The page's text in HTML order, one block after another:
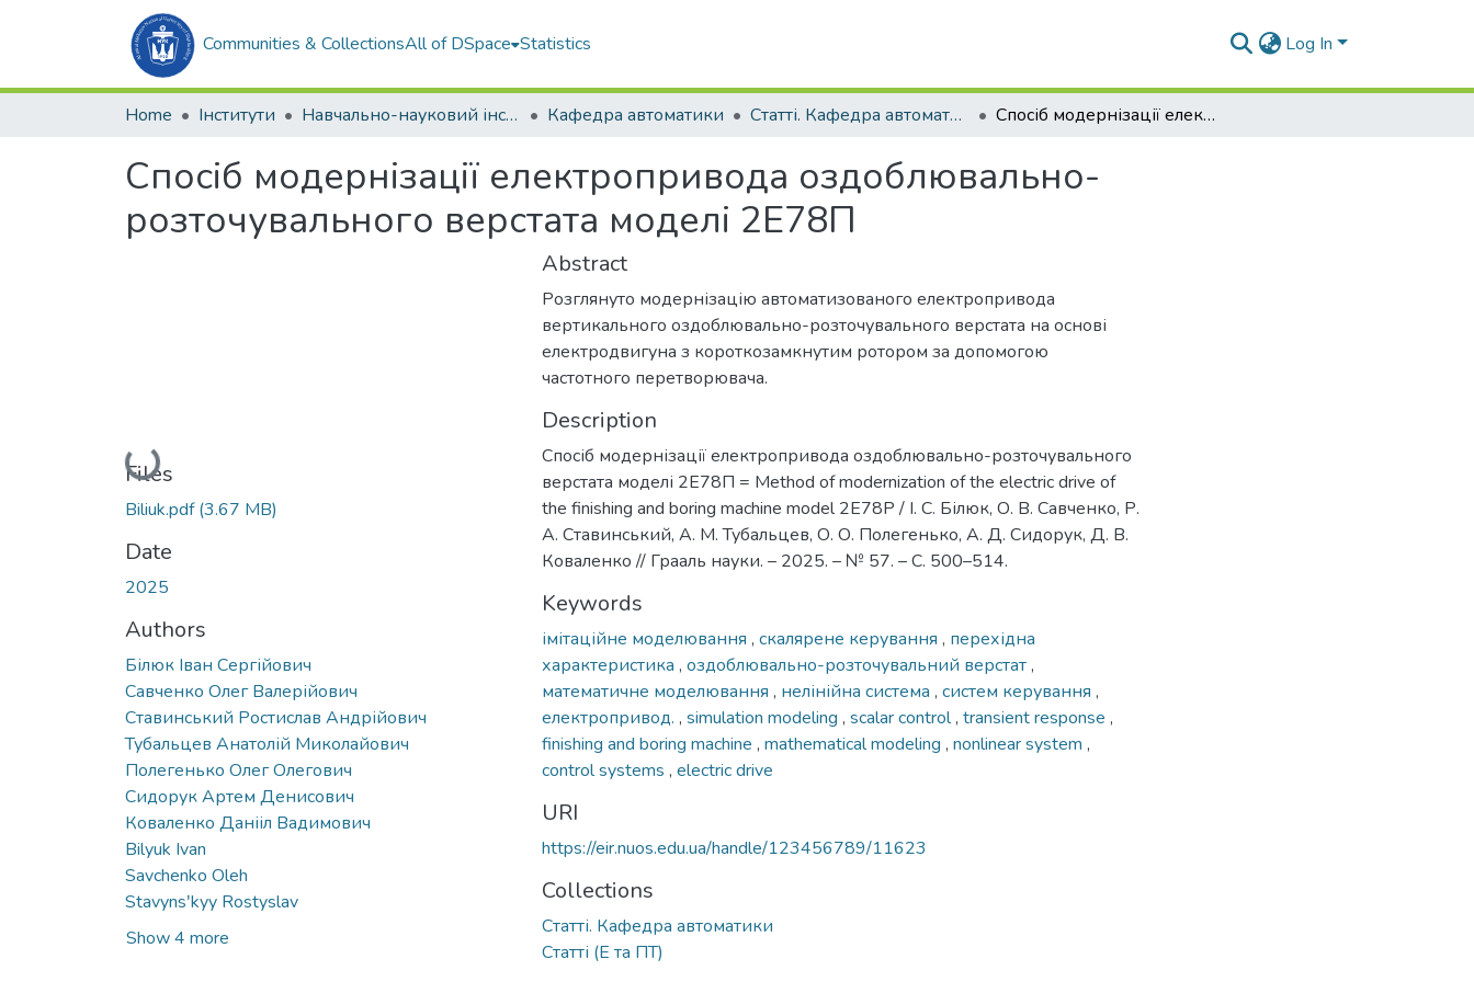
Communities & CollectionsAll of DSpace Statistics Log In
Home Інститути Навчально-науковий інститут автоматики та електротехніки (ННІАЕ) Кафедра автоматики Статті. Кафедра автоматики Спосіб модернізації електропривода оздоблювально-розточувального верстата моделі 2Е78П
Спосіб модернізації електропривода оздоблювально-
розточувального верстата моделі 2Е78П
Loading...
Files
Biliuk.pdf(3.67 MB)
Date
2025
Authors
Білюк Іван Сергійович
Савченко Олег Валерійович
Ставинський Ростислав Андрійович
Тубальцев Анатолій Миколайович
Полегенько Олег Олегович
Сидорук Артем Денисович
Коваленко Данііл Вадимович
Bilyuk Ivan
Savchenko Oleh
Stavynsʹkyy Rostyslav
Show 4 more
Abstract
Розглянуто модернізацію автоматизованого електропривода
вертикального оздоблювально-розточувального верстата на основі
електродвигуна з короткозамкнутим ротором за допомогою
частотного перетворювача.
Description
Спосіб модернізації електропривода оздоблювально-розточувального
верстата моделі 2Е78П = Method of modernization of the electric drive of
the finishing and boring machine model 2E78P / І. С. Білюк, О. В. Савченко, Р.
А. Ставинський, А. М. Тубальцев, О. О. Полегенько, А. Д. Сидорук, Д. В.
Коваленко // Грааль науки. – 2025. – № 57. – С. 500–514.
Keywords
імітаційне моделювання , скалярене керування , перехідна
характеристика , оздоблювально-розточувальний верстат,
математичне моделювання , нелінійна система , систем керування ,
електропривод. , simulation modeling , scalar control, transient response ,
finishing and boring machine , mathematical modeling , nonlinear system ,
control systems , electric drive
URI
https://eir.nuos.edu.ua/handle/123456789/11623
Collections
Статті. Кафедра автоматики
Статті (Е та ПТ)